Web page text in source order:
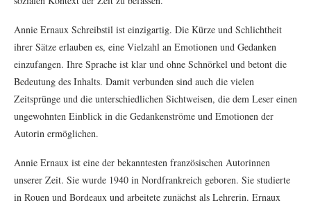
Annie Ernaux Schreibstil ist einzigartig. Die Kürze und Schlichtheit
ihrer Sätze erlauben es, eine Vielzahl an Emotionen und Gedanken
einzufangen. Ihre Sprache ist klar und ohne Schnörkel und betont die
Bedeutung des Inhalts. Damit verbunden sind auch die vielen
Zeitsprünge und die unterschiedlichen Sichtweisen, die dem Leser einen
ungewohnten Einblick in die Gedankenströme und Emotionen der
Autorin ermöglichen.
Annie Ernaux ist eine der bekanntesten französischen Autorinnen
unserer Zeit. Sie wurde 1940 in Nordfrankreich geboren. Sie studierte
in Rouen und Bordeaux und arbeitete zunächst als Lehrerin. Ernaux